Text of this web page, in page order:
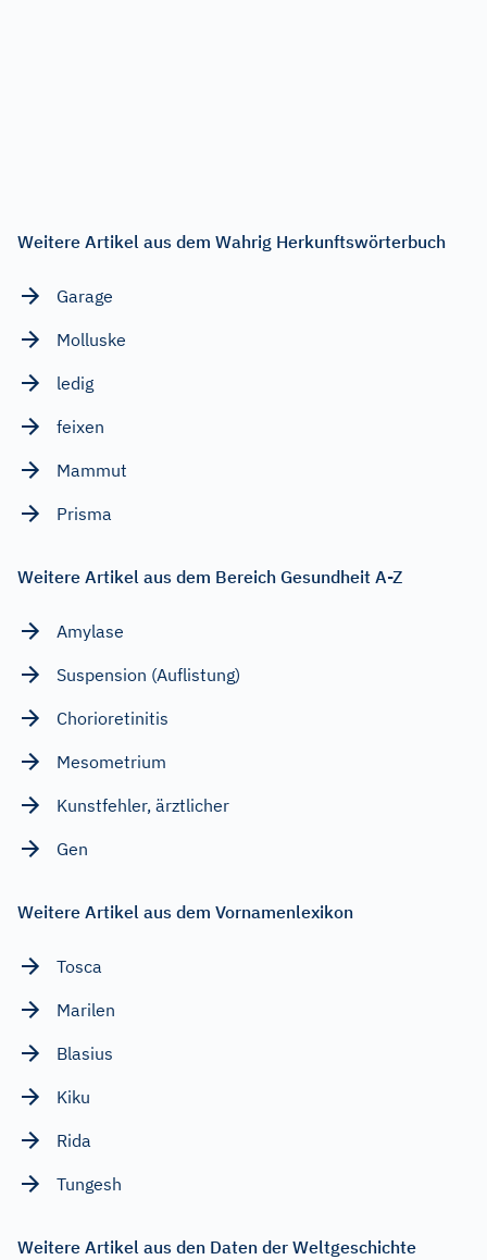
Weitere Artikel aus dem Wahrig Herkunftswörterbuch
Garage
Molluske
ledig
feixen
Mammut
Prisma
Weitere Artikel aus dem Bereich Gesundheit A-Z
Amylase
Suspension (Auflistung)
Chorioretinitis
Mesometrium
Kunstfehler, ärztlicher
Gen
Weitere Artikel aus dem Vornamenlexikon
Tosca
Marilen
Blasius
Kiku
Rida
Tungesh
Weitere Artikel aus den Daten der Weltgeschichte